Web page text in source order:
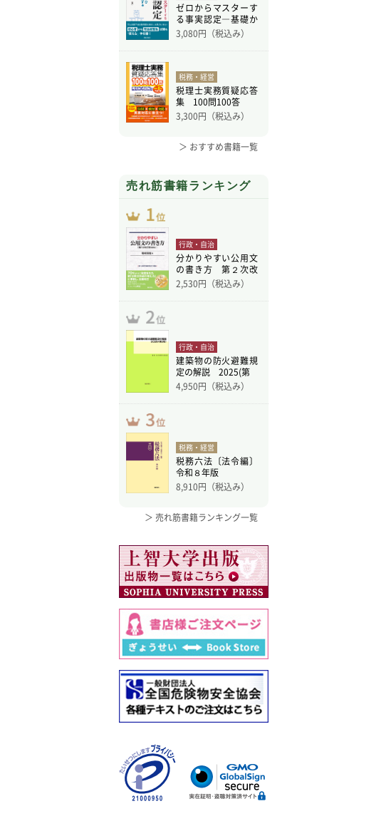
ゼロからマスターす
る事実認定―基礎か
ら学
3,080円（税込み）
税務・経営
税理士実務質疑応答
集 100問100答
3,300円（税込み）
＞ おすすめ書籍一覧
売れ筋書籍ランキング
行政・自治
分かりやすい公用文
の書き方 第２次改
訂版
2,530円（税込み）
行政・自治
建築物の防火避難規
定の解説 2025(第
4,950円（税込み）
税務・経営
税務六法〔法令編〕
令和８年版
8,910円（税込み）
＞ 売れ筋書籍ランキング一覧